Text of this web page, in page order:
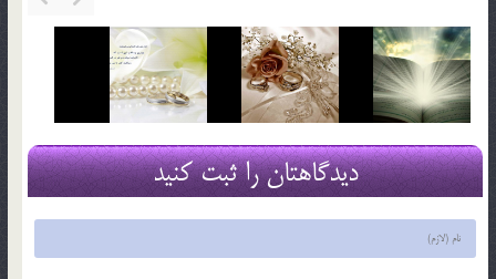
دیدگاهتان را ثبت کنید